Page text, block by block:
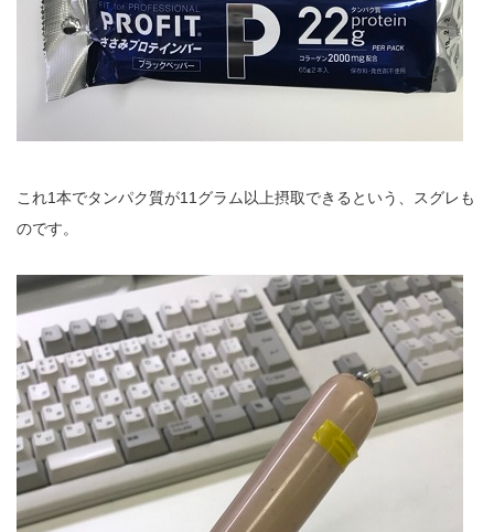
これ1本でタンパク質が11グラム以上摂取できるという、スグレも
のです。